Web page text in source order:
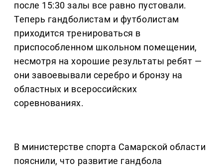
после 15:30 залы все равно пустовали.
Теперь гандболистам и футболистам
приходится тренироваться в
приспособленном школьном помещении,
несмотря на хорошие результаты ребят —
они завоевывали серебро и бронзу на
областных и всероссийских
соревнованиях.
В министерстве спорта Самарской области
пояснили, что развитие гандбола